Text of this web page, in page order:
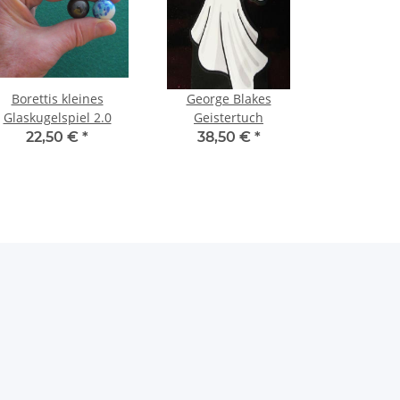
Borettis kleines
Glaskugelspiel 2.0
22,50 € *
George Blakes
Geistertuch
38,50 € *